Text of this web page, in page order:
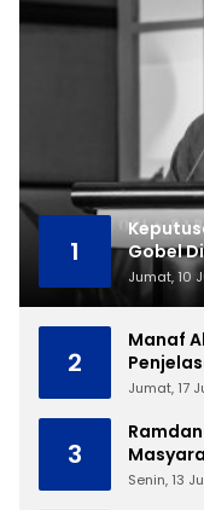
1
Gobel
Jumat, 10
2
Manaf
Skripsi
Jumat, 17
3
Senin, 13